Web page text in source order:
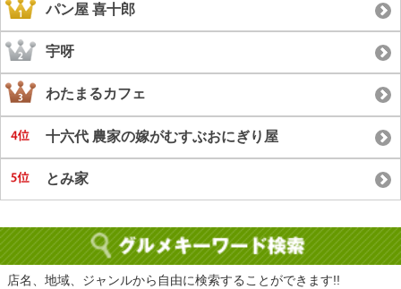
パン屋 喜十郎
宇呀
わたまるカフェ
十六代 農家の嫁がむすぶおにぎり屋
とみ家
店名、地域、ジャンルから自由に検索することができます!!